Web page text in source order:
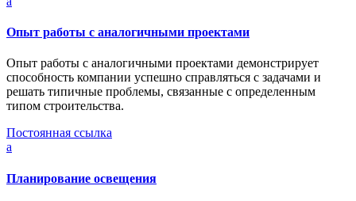
Опыт работы с аналогичными проектами
Опыт работы с аналогичными проектами демонстрирует
способность компании успешно справляться с задачами и
решать типичные проблемы, связанные с определенным
типом строительства.
Постоянная ссылка
a
Планирование освещения